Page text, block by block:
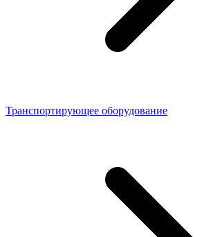
Транспортирующее оборудование